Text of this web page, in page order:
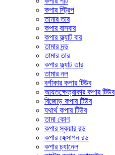
কপার স্ট্রিপ
তামার তার
কপার বাসবার
কপার ফ্ল্যাট বার
তামার দন্ড
তামার তার
কপার ফ্ল্যাট তার
তামার নল
বর্গাকার কপার টিউব
আয়তক্ষেত্রাকার কপার টিউব
বিজোড় কপার টিউব
যথার্থ কপার টিউব
তামা কোণ
কপার স্কয়ার রড
কপার হেক্সাগন রড
কপার চ্যানেল